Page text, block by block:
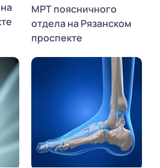
МРТ поясничного
отдела на Рязанском
проспекте